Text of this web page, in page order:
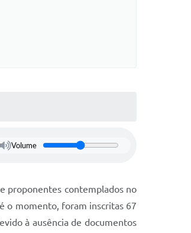
Volume
proponentes contemplados no
o momento, foram inscritas 67
à ausência de documentos